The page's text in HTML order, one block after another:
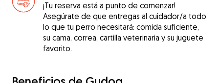
¡Tu reserva está a punto de comenzar!
Asegúrate de que entregas al cuidador/a todo
lo que tu perro necesitará: comida suficiente,
su cama, correa, cartilla veterinaria y su juguete
favorito.